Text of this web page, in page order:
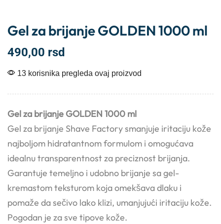
Gel za brijanje GOLDEN 1000 ml
490,00 rsd
13 korisnika pregleda ovaj proizvod
Gel za brijanje GOLDEN 1000 ml
Gel za brijanje Shave Factory smanjuje iritaciju kože
najboljom hidratantnom formulom i omogućava
idealnu transparentnost za preciznost brijanja.
Garantuje temeljno i udobno brijanje sa gel-
kremastom teksturom koja omekšava dlaku i
pomaže da sečivo lako klizi, umanjujući iritaciju kože.
Pogodan je za sve tipove kože.